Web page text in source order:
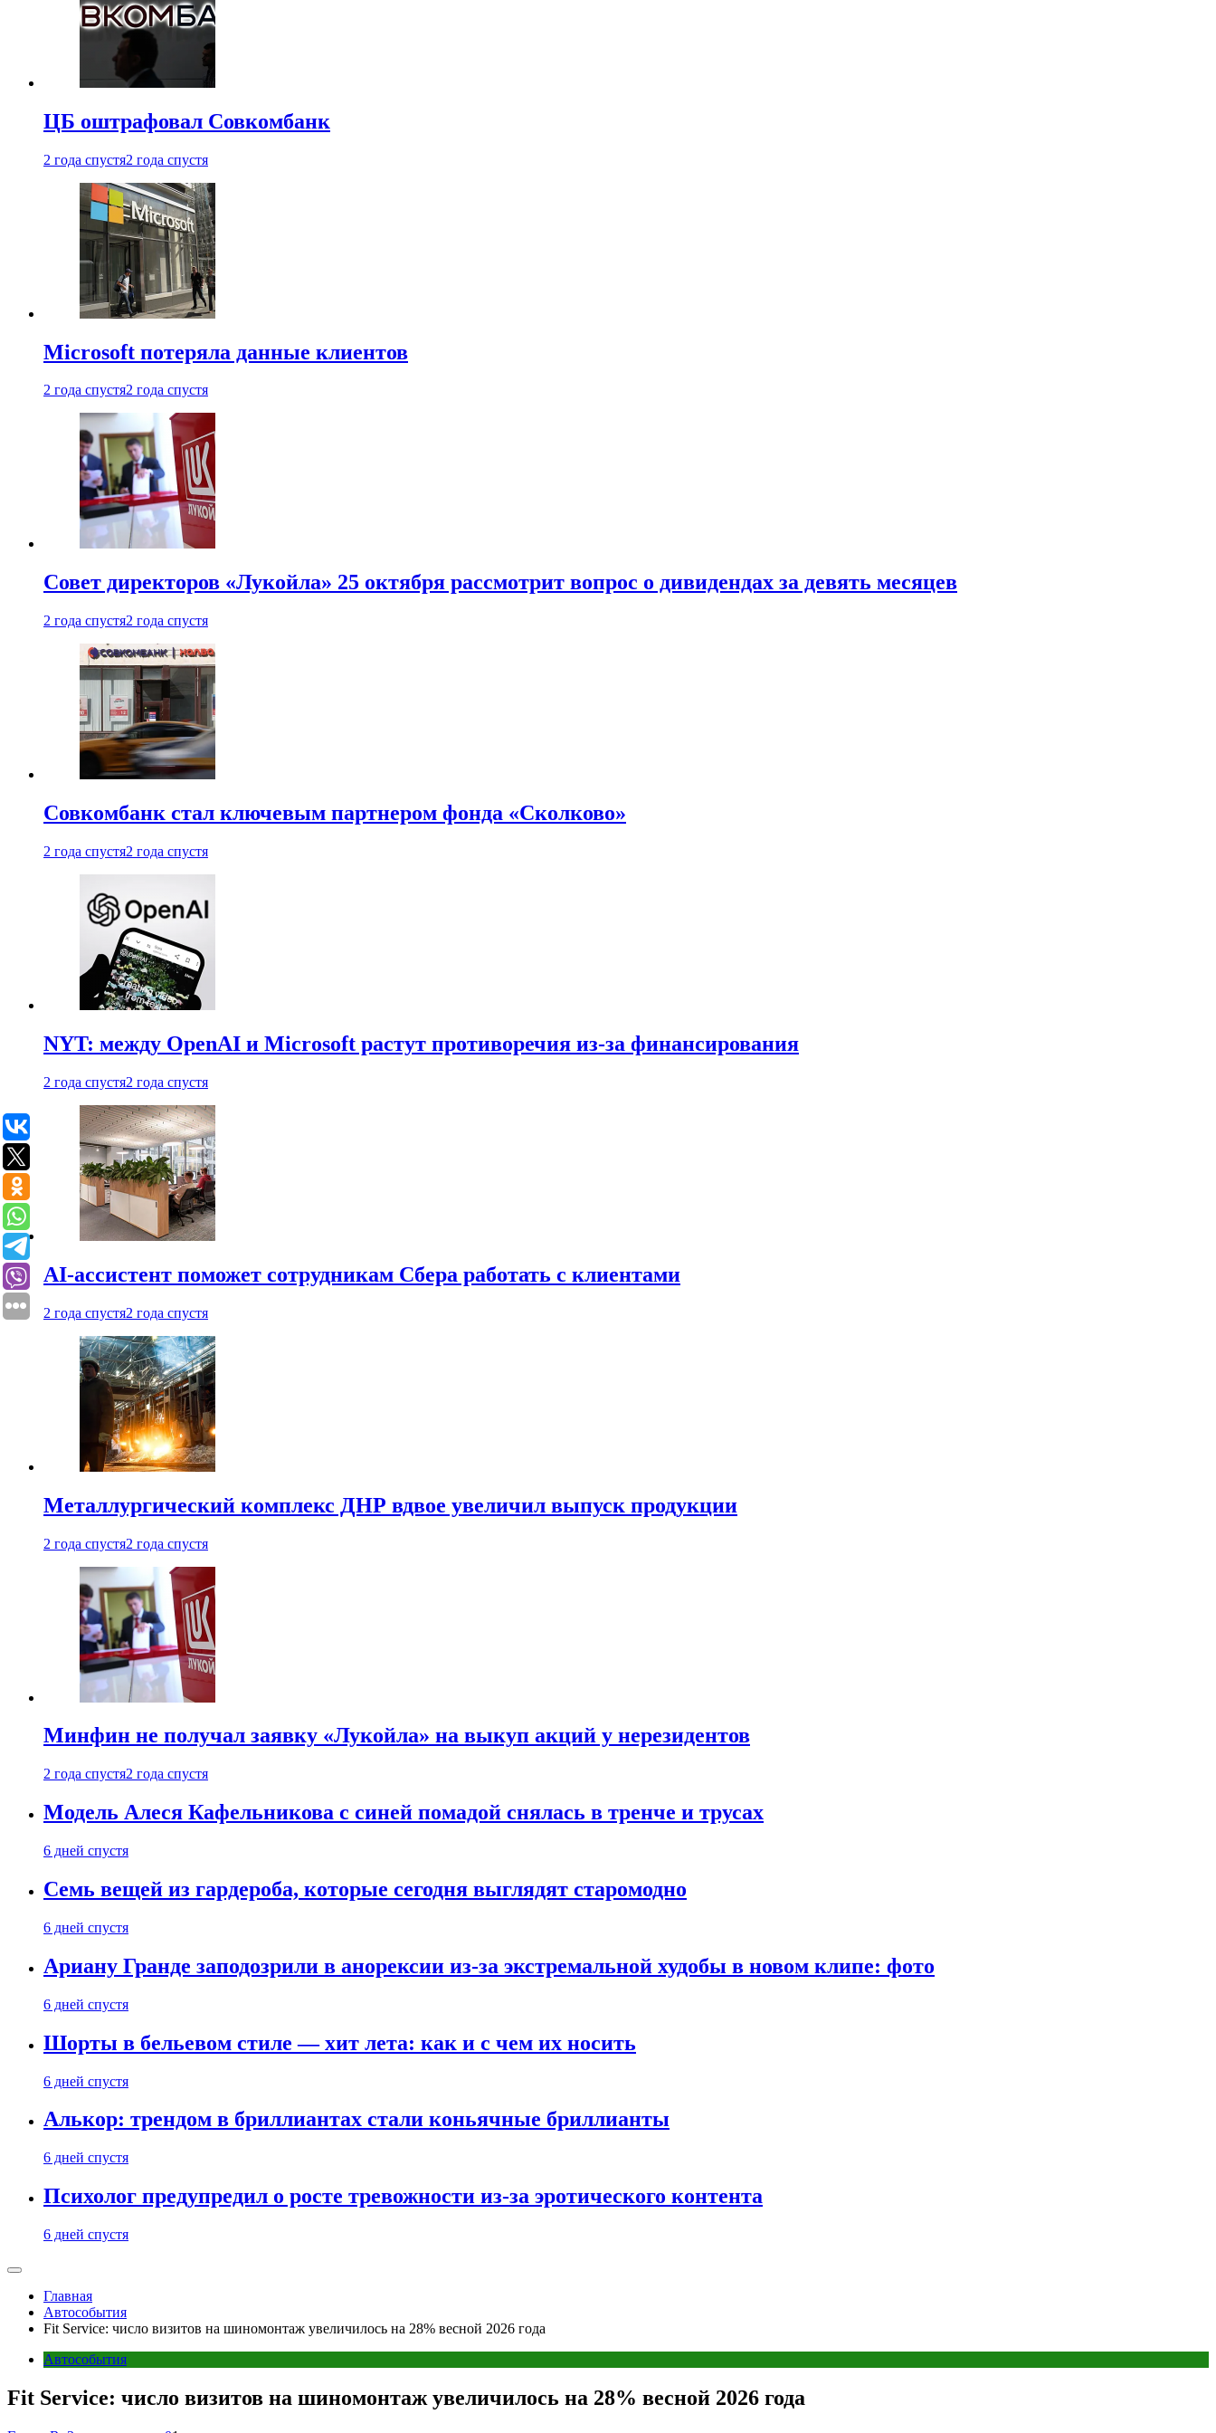
ЦБ оштрафовал Совкомбанк
2 года спустя2 года спустя
Microsoft потеряла данные клиентов
2 года спустя2 года спустя
Совет директоров «Лукойла» 25 октября рассмотрит вопрос о дивидендах за девять месяцев
2 года спустя2 года спустя
Совкомбанк стал ключевым партнером фонда «Сколково»
2 года спустя2 года спустя
NYT: между OpenAI и Microsoft растут противоречия из-за финансирования
2 года спустя2 года спустя
AI-ассистент поможет сотрудникам Сбера работать с клиентами
2 года спустя2 года спустя
Металлургический комплекс ДНР вдвое увеличил выпуск продукции
2 года спустя2 года спустя
Минфин не получал заявку «Лукойла» на выкуп акций у нерезидентов
2 года спустя2 года спустя
Модель Алеся Кафельникова с синей помадой снялась в тренче и трусах
6 дней спустя
Семь вещей из гардероба, которые сегодня выглядят старомодно
6 дней спустя
Ариану Гранде заподозрили в анорексии из-за экстремальной худобы в новом клипе: фото
6 дней спустя
Шорты в бельевом стиле — хит лета: как и с чем их носить
6 дней спустя
Алькор: трендом в бриллиантах стали коньячные бриллианты
6 дней спустя
Психолог предупредил о росте тревожности из-за эротического контента
6 дней спустя
Главная
Автособытия
Fit Service: число визитов на шиномонтаж увеличилось на 28% весной 2026 года
Автособытия
Fit Service: число визитов на шиномонтаж увеличилось на 28% весной 2026 года